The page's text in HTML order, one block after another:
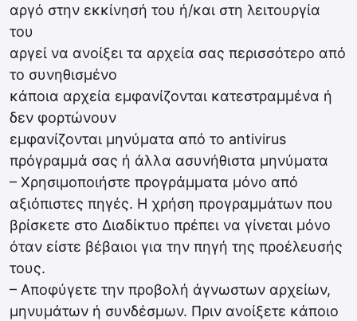
αργό στην εκκίνησή του ή/και στη λειτουργία
του
αργεί να ανοίξει τα αρχεία σας περισσότερο από
το συνηθισμένο
κάποια αρχεία εμφανίζονται κατεστραμμένα ή
δεν φορτώνουν
εμφανίζονται μηνύματα από το antivirus
πρόγραμμά σας ή άλλα ασυνήθιστα μηνύματα
– Χρησιμοποιήστε προγράμματα μόνο από
αξιόπιστες πηγές. Η χρήση προγραμμάτων που
βρίσκετε στο Διαδίκτυο πρέπει να γίνεται μόνο
όταν είστε βέβαιοι για την πηγή της προέλευσής
τους.
– Αποφύγετε την προβολή άγνωστων αρχείων,
μηνυμάτων ή συνδέσμων. Πριν ανοίξετε κάποιο